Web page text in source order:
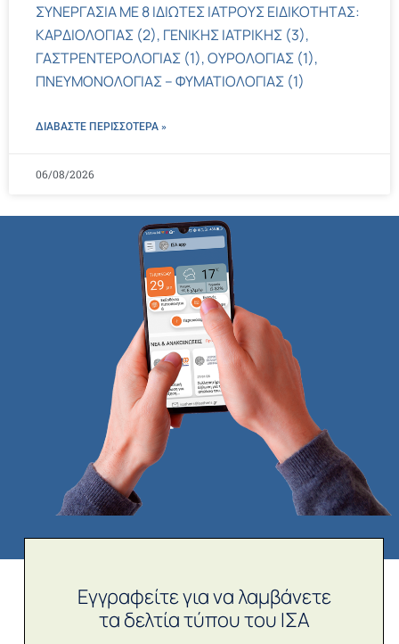
ΣΥΝΕΡΓΑΣΙΑ ΜΕ 8 ΙΔΙΩΤΕΣ ΙΑΤΡΟΥΣ ΕΙΔΙΚΟΤΗΤΑΣ:
ΚΑΡΔΙΟΛΟΓΙΑΣ (2), ΓΕΝΙΚΗΣ ΙΑΤΡΙΚΗΣ (3),
ΓΑΣΤΡΕΝΤΕΡΟΛΟΓΙΑΣ (1), ΟΥΡΟΛΟΓΙΑΣ (1),
ΠΝΕΥΜΟΝΟΛΟΓΙΑΣ – ΦΥΜΑΤΙΟΛΟΓΙΑΣ (1)
ΔΙΑΒΑΣΤΕ ΠΕΡΙΣΣΌΤΕΡΑ »
06/08/2026
Εγγραφείτε για να λαμβάνετε
τα δελτία τύπου του ΙΣΑ